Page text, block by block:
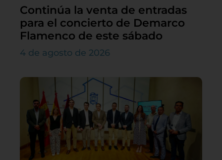
Continúa la venta de entradas
para el concierto de Demarco
Flamenco de este sábado
4 de agosto de 2026